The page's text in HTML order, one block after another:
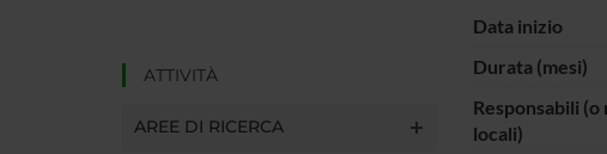
ATTIVITÀ
AREE DI RICERCA
Data inizio
Durata (mesi)
Responsabili
locali)